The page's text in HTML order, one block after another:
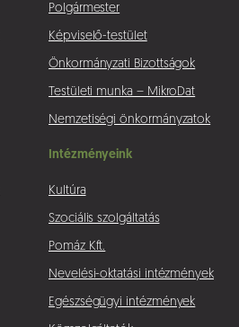
Polgármester
Képviselő-testület
Önkormányzati Bizottságok
Testületi munka – MikroDat
Nemzetiségi önkormányzatok
Intézményeink
Kultúra
Szociális szolgáltatás
Pomáz Kft.
Nevelési-oktatási intézmények
Egészségügyi intézmények